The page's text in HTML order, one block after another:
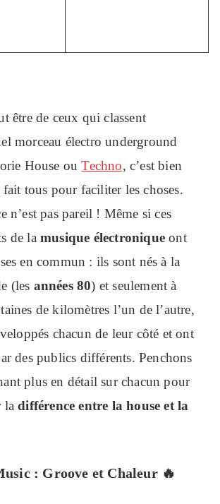
être de ceux qui classent
morceau électro underground
House ouTechno, c’est bien
tous pour faciliter les choses.
n’est pas pareil ! Même si ces
de la musique électronique ont
en commun : ils sont nés à la
(les années 80) et seulement à
de kilomètres l’un de l’autre,
chacun de leur côté et ont
des publics différents. Penchons
plus en détail sur chacun pour
ladifférence entre la house et la
: Groove et Chaleur🔥